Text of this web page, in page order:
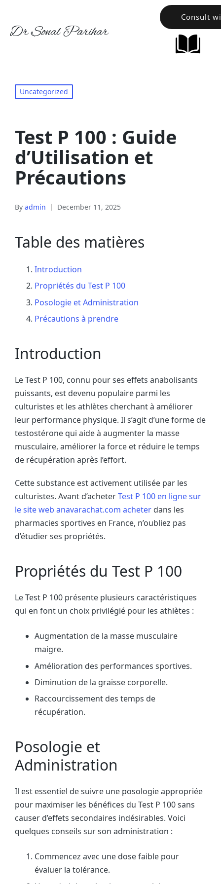
Dr Sonal Parihar
Consult
Uncategorized
Test P 100 : Guide
d’Utilisation et
Précautions
By admin December 11, 2025
Table des matières
Introduction
Propriétés du Test P 100
Posologie et Administration
Précautions à prendre
Introduction
Le Test P 100, connu pour ses effets anabolisants
puissants, est devenu populaire parmi les
culturistes et les athlètes cherchant à améliorer
leur performance physique. Il s’agit d’une forme de
testostérone qui aide à augmenter la masse
musculaire, améliorer la force et réduire le temps
de récupération après l’effort.
Cette substance est activement utilisée par les
culturistes. Avant d’acheterTest P 100 en ligne sur
le site web anavarachat.com acheter dans les
pharmacies sportives en France, n’oubliez pas
d’étudier ses propriétés.
Propriétés du Test P 100
Le Test P 100 présente plusieurs caractéristiques
qui en font un choix privilégié pour les athlètes :
Augmentation de la masse musculaire
maigre.
Amélioration des performances sportives.
Diminution de la graisse corporelle.
Raccourcissement des temps de
récupération.
Posologie et
Administration
Il est essentiel de suivre une posologie appropriée
pour maximiser les bénéfices du Test P 100 sans
causer d’effets secondaires indésirables. Voici
quelques conseils sur son administration :
Commencez avec une dose faible pour
évaluer la tolérance.